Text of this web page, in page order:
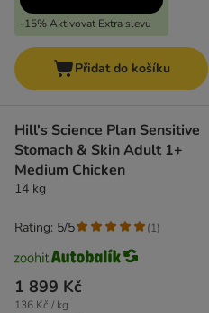
-15% Aktivovat Extra slevu
Přidat do košíku
Hill's Science Plan Sensitive
Stomach & Skin Adult 1+
Medium Chicken
14 kg
1 899 Kč
136 Kč / kg
Rating: 5/5 (1)